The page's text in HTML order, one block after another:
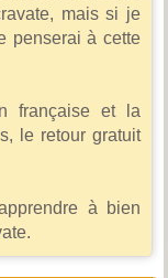
mais si je
penserai à cette
française et la
le retour gratuit
à bien